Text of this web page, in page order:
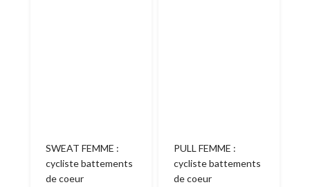
SWEAT FEMME :
cycliste battements
de coeur
PULL FEMME :
cycliste battements
de coeur